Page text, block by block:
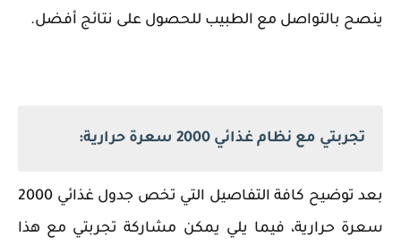
ينصح بالتواصل مع الطبيب للحصول على نتائج أفضل.
تجربتي مع نظام غذائي 2000 سعرة حرارية:
بعد توضيح كافة التفاصيل التي تخص جدول غذائي 2000
سعرة حرارية، فيما يلي يمكن مشاركة تجربتي مع هذا